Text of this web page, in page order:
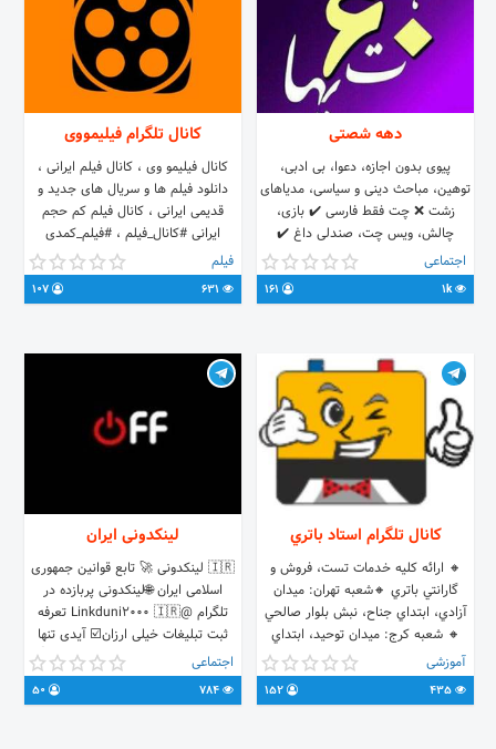
دهه شصتی
پیوی بدون اجازه، دعوا، بی ادبی،
توهین، مباحث دینی و سیاسی، مدیاهای
زشت ❌ چت فقط فارسی ✔️ بازی،
چالش، ویس چت، صندلی داغ ✔️
دخالت توی کار ادمین ❌ ورود افراد بجز
دهه ی ۶۰ ممنوع ❌ از بقیه استان ها
بلامانع ⁦⁦✔️⁩ با آرزوی سپری لحظاتی شاد
اجتماعی
1k
کانال تلگرام فیلیمووی
کانال فیلیمو وی ، کانال فیلم ایرانی ،
دانلود فیلم ها و سریال های جدید و
قدیمی ایرانی ، کانال فیلم کم حجم
ایرانی #کانال_فیلم ، #فیلم_کمدی
#فیلم_ایرانی
فیلم
کانال تلگرام استاد باتري
🔸 ارائه كليه خدمات تست، فروش و
گارانتي باتري 🔸شعبه تهران: ميدان
آزادي، ابتداي جناح، نبش بلوار صالحي
🔸 شعبه كرج: ميدان توحيد، ابتداي
بلوار بلال، جنب نيروانتظامي 🔸 تلفن:
٠٢١٦١٩١٨ و ٠٩١٢٠٥٨٤٠٣٣ 🔸
وبسايت: www.ostadbattery.com 🔸
آموزشی
لینکدونی ایران
🇮🇷 لینکدونی 🚀 تابع قوانین جمهوری
اسلامی ایران 🌐لینکدونی پربازده در
تلگرام @Linkduni2000 🇮🇷 تعرفه
ثبت تبلیغات خیلی ارزان☑️ آیدی تنها
ادمین جهت ثبت تبلیغات در کانال👇
@mohsha20
اجتماعی